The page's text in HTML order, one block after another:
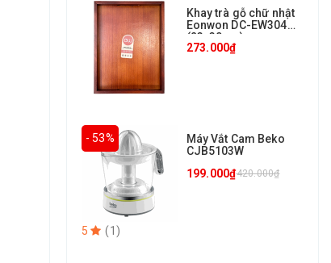
Khay trà gỗ chữ nhật
Eonwon DC-EW304
(23x30cm)
273.000₫
- 53%
Máy Vắt Cam Beko
CJB5103W
420.000₫
199.000₫
5 (1 )